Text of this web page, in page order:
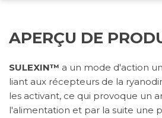
APERÇU DE
SULEXIN™ a un mode d'action
liant aux récepteurs de la
les activant, ce qui provoque un
l'alimentation et par la suite une